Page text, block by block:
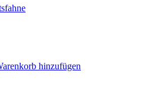
hinzufügen